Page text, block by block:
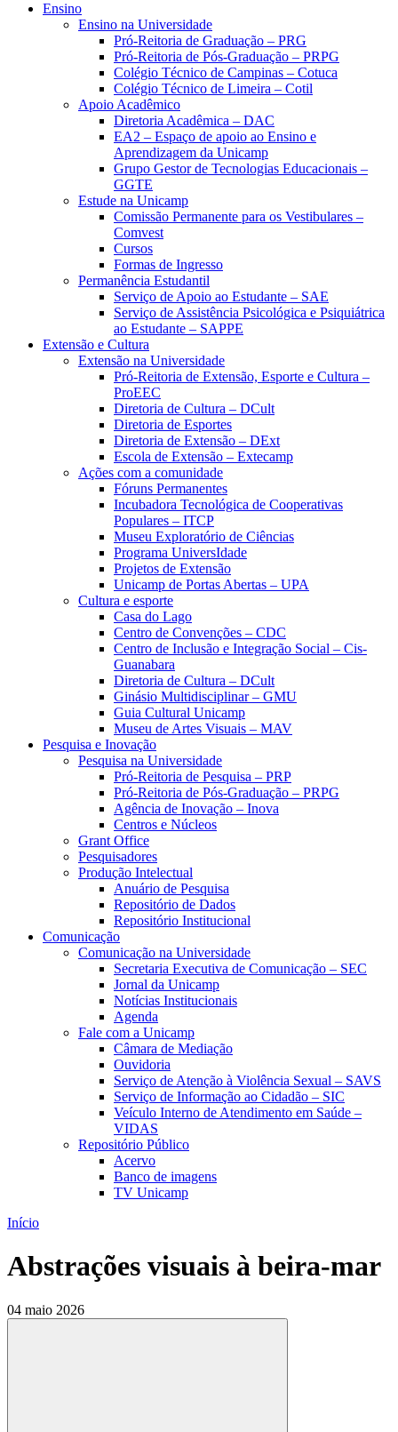
Ensino
Ensino na Universidade
Pró-Reitoria de Graduação – PRG
Pró-Reitoria de Pós-Graduação – PRPG
Colégio Técnico de Campinas – Cotuca
Colégio Técnico de Limeira – Cotil
Apoio Acadêmico
Diretoria Acadêmica – DAC
EA2 – Espaço de apoio ao Ensino e
Aprendizagem da Unicamp
Grupo Gestor de Tecnologias Educacionais –
GGTE
Estude na Unicamp
Comissão Permanente para os Vestibulares –
Comvest
Cursos
Formas de Ingresso
Permanência Estudantil
Serviço de Apoio ao Estudante – SAE
Serviço de Assistência Psicológica e Psiquiátrica
ao Estudante – SAPPE
Extensão e Cultura
Extensão na Universidade
Pró-Reitoria de Extensão, Esporte e Cultura –
ProEEC
Diretoria de Cultura – DCult
Diretoria de Esportes
Diretoria de Extensão – DExt
Escola de Extensão – Extecamp
Ações com a comunidade
Fóruns Permanentes
Incubadora Tecnológica de Cooperativas
Populares – ITCP
Museu Exploratório de Ciências
Programa UniversIdade
Projetos de Extensão
Unicamp de Portas Abertas – UPA
Cultura e esporte
Casa do Lago
Centro de Convenções – CDC
Centro de Inclusão e Integração Social – Cis-
Guanabara
Diretoria de Cultura – DCult
Ginásio Multidisciplinar – GMU
Guia Cultural Unicamp
Museu de Artes Visuais – MAV
Pesquisa e Inovação
Pesquisa na Universidade
Pró-Reitoria de Pesquisa – PRP
Pró-Reitoria de Pós-Graduação – PRPG
Agência de Inovação – Inova
Centros e Núcleos
Grant Office
Pesquisadores
Produção Intelectual
Anuário de Pesquisa
Repositório de Dados
Repositório Institucional
Comunicação
Comunicação na Universidade
Secretaria Executiva de Comunicação – SEC
Jornal da Unicamp
Notícias Institucionais
Agenda
Fale com a Unicamp
Câmara de Mediação
Ouvidoria
Serviço de Atenção à Violência Sexual – SAVS
Serviço de Informação ao Cidadão – SIC
Veículo Interno de Atendimento em Saúde –
VIDAS
Repositório Público
Acervo
Banco de imagens
TV Unicamp
Início
Abstrações visuais à beira-mar
04 maio 2026